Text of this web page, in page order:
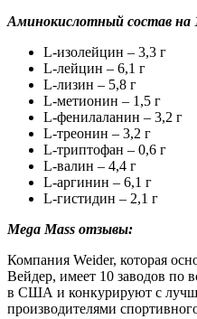
Аминокислотный состав на
L-изолейцин – 3,3 г
L-лейцин – 6,1 г
L-лизин – 5,8 г
L-метионин – 1,5 г
L-фенилаланин – 3,2 г
L-треонин – 3,2 г
L-триптофан – 0,6 г
L-валин – 4,4 г
L-аргинин – 6,1 г
L-гистидин – 2,1 г
Mega Mass отзывы:
Компания Weider, которая
Вейдер, имеет 10 заводов по
в США и конкурируют с
производителями